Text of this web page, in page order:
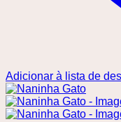
Adicionar à lista de